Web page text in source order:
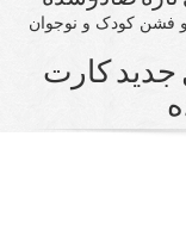
و نوجوان
كارت